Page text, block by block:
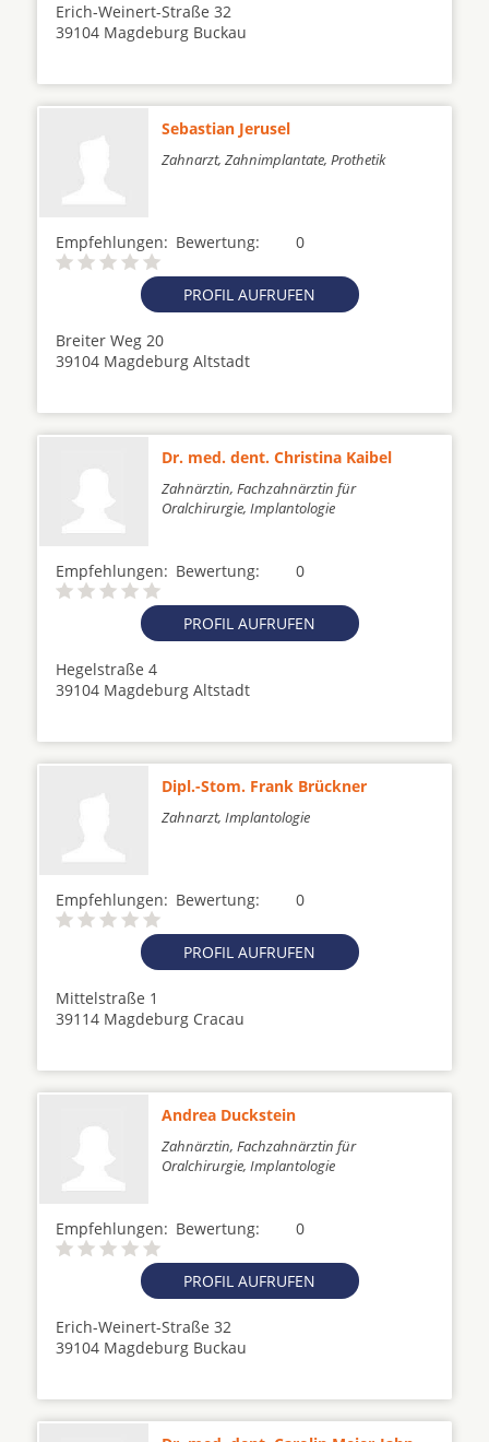
Erich-Weinert-Straße 32
39104 Magdeburg Buckau
Sebastian Jerusel
Zahnarzt, Zahnimplantate, Prothetik
Empfehlungen: 0
Bewertung:
PROFIL AUFRUFEN
Breiter Weg 20
39104 Magdeburg Altstadt
Dr. med. dent. Christina Kaibel
Zahnärztin, Fachzahnärztin für
Oralchirurgie, Implantologie
Empfehlungen: 0
Bewertung:
PROFIL AUFRUFEN
Hegelstraße 4
39104 Magdeburg Altstadt
Dipl.-Stom. Frank Brückner
Zahnarzt, Implantologie
Empfehlungen: 0
Bewertung:
PROFIL AUFRUFEN
Mittelstraße 1
39114 Magdeburg Cracau
Andrea Duckstein
Zahnärztin, Fachzahnärztin für
Oralchirurgie, Implantologie
Empfehlungen: 0
Bewertung:
PROFIL AUFRUFEN
Erich-Weinert-Straße 32
39104 Magdeburg Buckau